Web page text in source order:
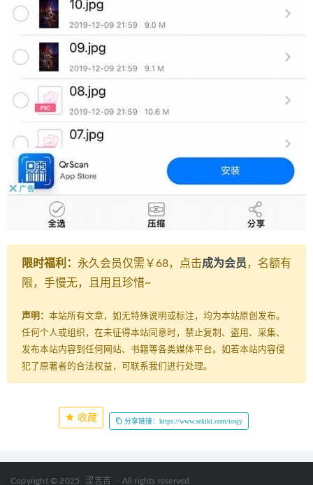
限时福利： 永久会员仅需￥68，点击成为会员，名额有
限，手慢无，且用且珍惜~
声明： 本站所有文章，如无特殊说明或标注，均为本站原创发布。
任何个人或组织，在未征得本站同意时，禁止复制、盗用、采集、
发布本站内容到任何网站、书籍等各类媒体平台。如若本站内容侵
犯了原著者的合法权益，可联系我们进行处理。
收藏 分享链接：https://www.sekiki.com/iosjy
Copyright © 2025 涩吉吉 - All rights reserved